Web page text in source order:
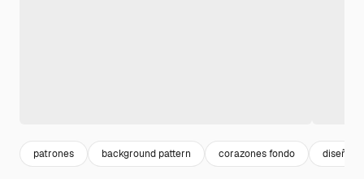
patrones background pattern corazones fondo diseño